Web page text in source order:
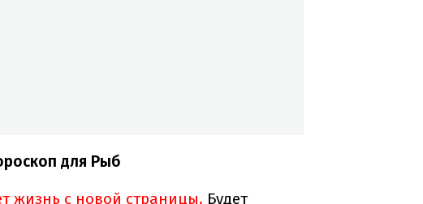
для Рыб
жизнь с новой страницы. Будет